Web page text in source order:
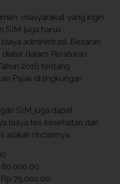
masyarakat yang ingin
SIM juga harus
administrasi. Besaran
dalam Peraturan
2016 tentang
Pajak di lingkungan
SIM juga dapat
biaya tes kesehatan dan
adalah rinciannya:
80.000,00
75.000,00